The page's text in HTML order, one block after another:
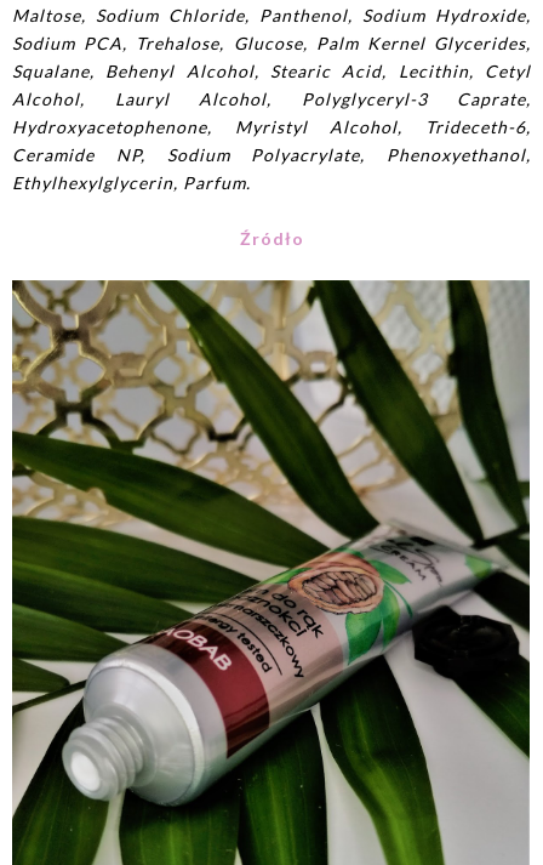
Maltose, Sodium Chloride, Panthenol, Sodium Hydroxide,
Sodium PCA, Trehalose, Glucose, Palm Kernel Glycerides,
Squalane, Behenyl Alcohol, Stearic Acid, Lecithin, Cetyl
Alcohol, Lauryl Alcohol, Polyglyceryl-3 Caprate,
Hydroxyacetophenone, Myristyl Alcohol, Trideceth-6,
Ceramide NP, Sodium Polyacrylate, Phenoxyethanol,
Ethylhexylglycerin, Parfum.
Źródło